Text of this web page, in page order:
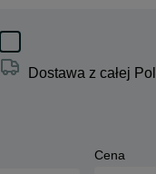
Dostawa z całej
Cena